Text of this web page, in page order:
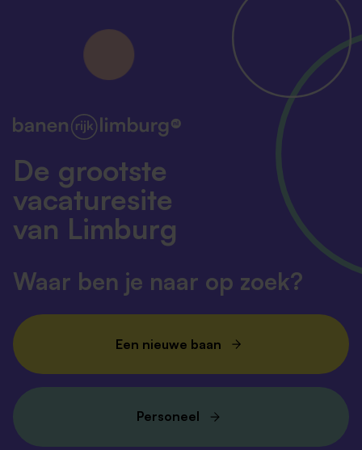
De grootste
vacaturesite
van Limburg
Waar ben je naar op zoek?
Een nieuwe baan
Personeel